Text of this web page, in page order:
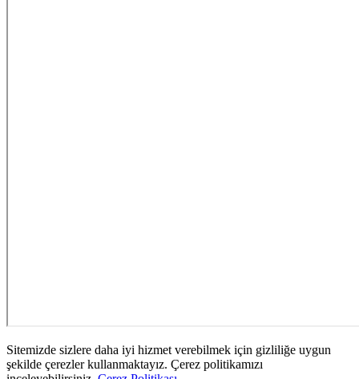
Sitemizde sizlere daha iyi hizmet verebilmek için gizliliğe uygun
şekilde çerezler kullanmaktayız. Çerez politikamızı